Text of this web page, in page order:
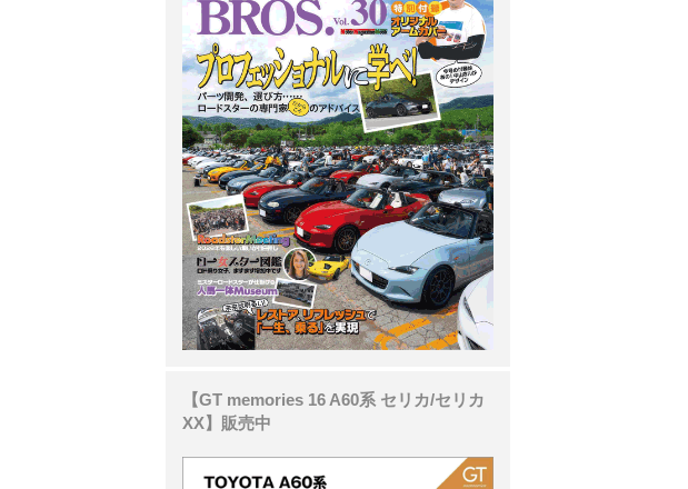
【GT memories 16 A60系 セリカ/セリカ
XX】販売中